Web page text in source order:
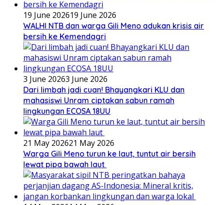
19 June 202619 June 2026
WALHI NTB dan warga Gili Meno adukan krisis air
bersih ke Kemendagri
3 June 20263 June 2026
Dari limbah jadi cuan! Bhayangkari KLU dan
mahasiswi Unram ciptakan sabun ramah
lingkungan ECOSA 18UU
21 May 202621 May 2026
Warga Gili Meno turun ke laut, tuntut air bersih
lewat pipa bawah laut